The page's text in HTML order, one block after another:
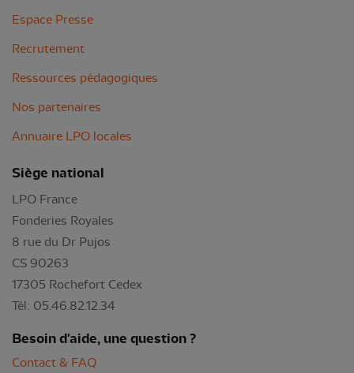
Espace Presse
Recrutement
Ressources pédagogiques
Nos partenaires
Annuaire LPO locales
Siège national
LPO France
Fonderies Royales
8 rue du Dr Pujos
CS 90263
17305 Rochefort Cedex
Tél: 05.46.82.12.34
Besoin d'aide, une question ?
Contact & FAQ